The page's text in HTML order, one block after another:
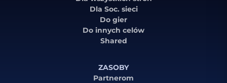
Dla Soc. sieci
Do gier
Do innych celów
Shared
ZASOBY
Partnerom